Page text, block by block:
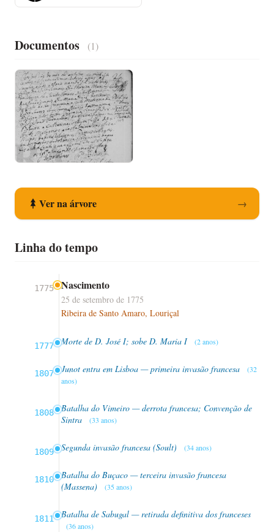
Documentos (1)
Ver na árvore →
Linha do tempo
1775 Nascimento
25 de setembro de 1775
Ribeira de Santo Amaro, Louriçal
1777 Morte de D. José I; sobe D. Maria I (2 anos)
1807 Junot entra em Lisboa — primeira invasão francesa
(32
anos)
1808
Batalha do Vimeiro — derrota francesa; Convenção de
Sintra
(33 anos)
1809 Segunda invasão francesa (Soult) (34 anos)
1810
Batalha do Buçaco — terceira invasão francesa
(Massena)
(35 anos)
1811 Batalha de Sabugal — retirada definitiva dos franceses
(36 anos)